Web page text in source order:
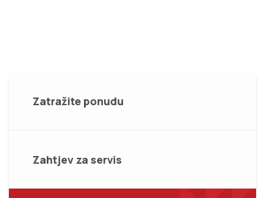
Zatražite ponudu
Zahtjev za servis